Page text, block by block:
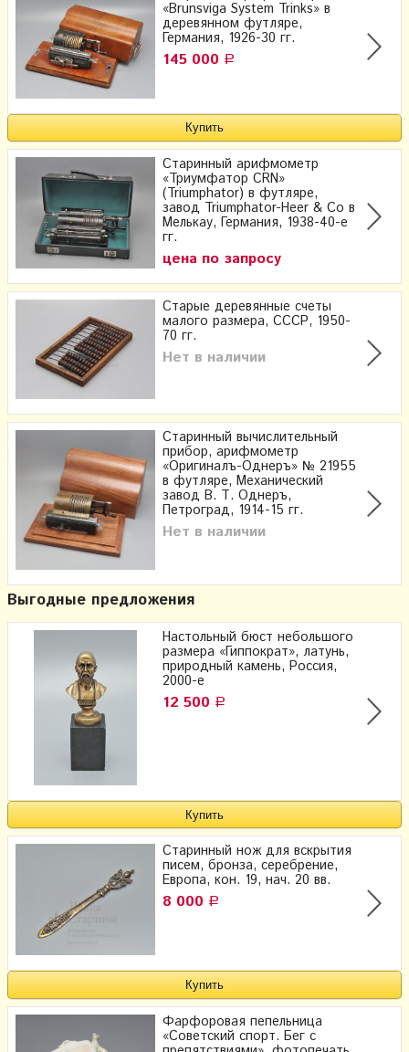
«Brunsviga System Trinks» в
деревянном футляре,
Германия, 1926-30 гг.
145 000 Р
Старинный арифмометр
«Триумфатор CRN»
(Triumphator) в футляре,
завод Triumphator-Heer & Co в
Мелькау, Германия, 1938-40-е
гг.
цена по запросу
Старые деревянные счеты
малого размера, СССР, 1950-
70 гг.
Нет в наличии
Старинный вычислительный
прибор, арифмометр
«Оригиналъ-Однеръ» № 21955
в футляре, Механический
завод В. Т. Однеръ,
Петроград, 1914-15 гг.
Нет в наличии
Выгодные предложения
Настольный бюст небольшого
размера «Гиппократ», латунь,
природный камень, Россия,
2000-е
12 500 Р
Старинный нож для вскрытия
писем, бронза, серебрение,
Европа, кон. 19, нач. 20 вв.
8 000 Р
Фарфоровая пепельница
«Советский спорт. Бег с